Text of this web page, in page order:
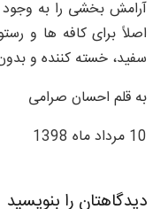
آرامش بخشی را به وجود
اصلاً برای کافه ها و
سفید، خسته کننده و
به قلم احسان صرامی
10 مرداد ماه 1398
دیدگاهتان را بنویسید